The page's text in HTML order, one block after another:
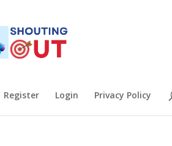
Register Login Privacy Policy